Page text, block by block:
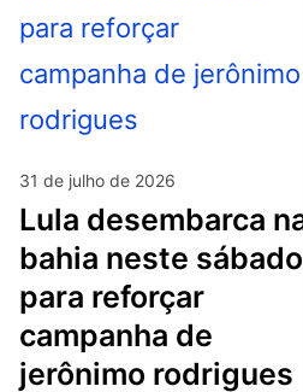
31 de julho de 2026
lula desembarca na
bahia neste sábado
para reforçar
campanha de
jerônimo rodrigues